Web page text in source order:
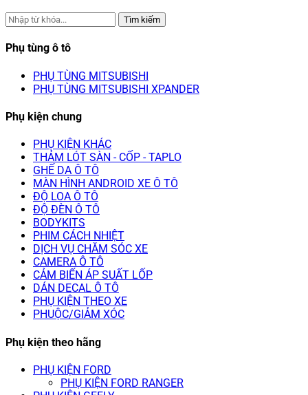
Tìm kiếm
Phụ tùng ô tô
PHỤ TÙNG MITSUBISHI
PHỤ TÙNG MITSUBISHI XPANDER
Phụ kiện chung
PHỤ KIỆN KHÁC
THẢM LÓT SÀN - CỐP - TAPLO
GHẾ DA Ô TÔ
MÀN HÌNH ANDROID XE Ô TÔ
ĐỘ LOA Ô TÔ
ĐỘ ĐÈN Ô TÔ
BODYKITS
PHIM CÁCH NHIỆT
DỊCH VỤ CHĂM SÓC XE
CAMERA Ô TÔ
CẢM BIẾN ÁP SUẤT LỐP
DÁN DECAL Ô TÔ
PHỤ KIỆN THEO XE
PHUỘC/GIẢM XÓC
Phụ kiện theo hãng
PHỤ KIỆN FORD
PHỤ KIỆN FORD RANGER